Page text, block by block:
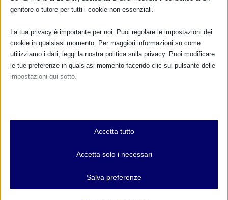
800.883300
Maggiori informazioni
Nome:
Cognome:
genitore o tutore per tutti i cookie non essenziali.
La tua privacy è importante per noi. Puoi regolare le impostazioni dei
cookie in qualsiasi momento. Per maggiori informazioni su come
utilizziamo i dati, leggi la nostra politica sulla privacy. Puoi modificare
le tue preferenze in qualsiasi momento facendo clic sul pulsante delle
impostazioni qui sotto.
Essenziali
I cookie e i servizi essenziali abilitano le funzioni di base e sono
e servizi non richiedono il consenso dell'utente secondo il GDPR.
Analitici
Accetta tutto
Accetta solo i necessari
Salva preferenze